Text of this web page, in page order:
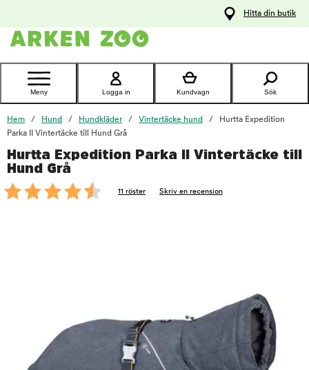
Kontakta
Hitta din butik
Meny Logga in Kundvagn Sök
Hem Hund Hundkläder Vintertäcke hund
Hurtta Expedition
Parka II Vintertäcke till Hund Grå
Hurtta Expedition Parka II Vintertäcke till
Hund Grå
11 röster Skriv en recension
foo